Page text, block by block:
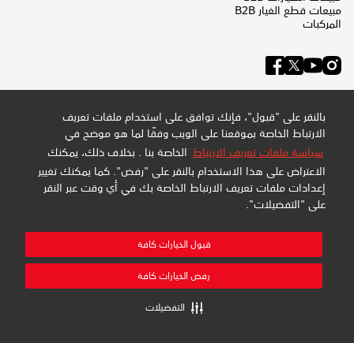
بالنقر على "قبول"، فإنك توافق على استخدام ملفات تعريف
الارتباط الخاصة بموقعنا على الويب وفقًا لما هو موضح في
سياسة ملفات تعريف الارتباط الخاصة بنا . بخلاف ذلك، يمكنك
الاعتراض على هذا الاستخدام بالنقر على "رفض". كما يمكنك تغيير
إعدادات ملفات تعريف الارتباط الخاصة بك في أي وقت عبر النقر
على "التفضيلات".
قبول الخيارات كافة
رفض الخيارات كافة
التفضيلات
مبيعات قطع الغيار B2B
المركبات
سياسة الخصوصية وملفات تعريف الارتباط
شركة عبداللطيف جميل للبيع بالتجزئة المحدودة - سجل تجاري: